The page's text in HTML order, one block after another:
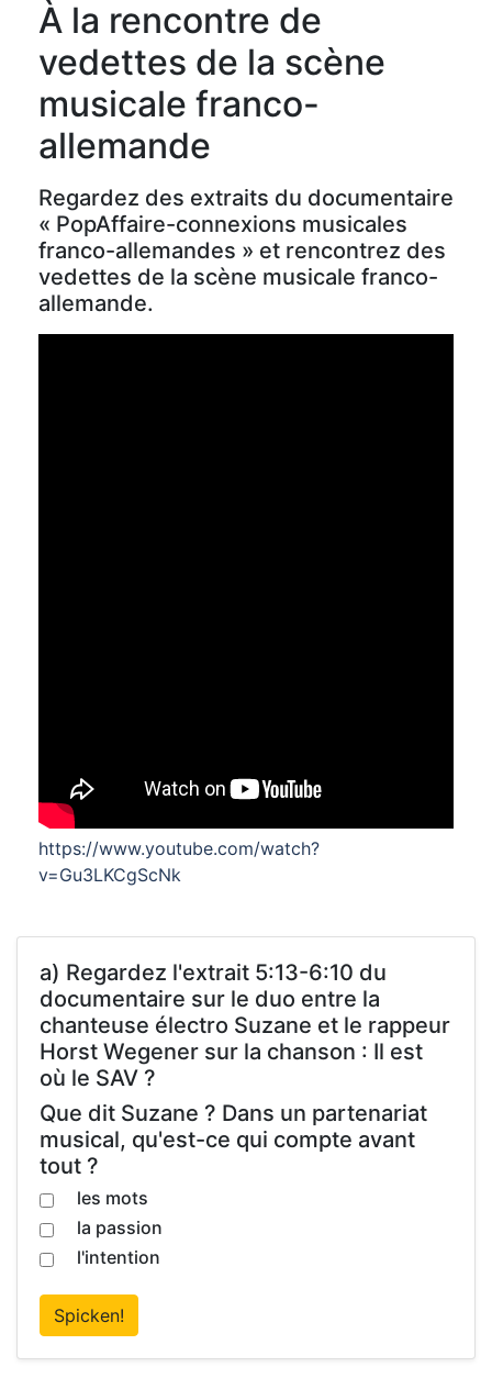
À la rencontre de
vedettes de la scène
musicale franco-
allemande
Regardez des extraits du documentaire
« PopAffaire-connexions musicales
franco-allemandes » et rencontrez des
vedettes de la scène musicale franco-
allemande.
https://www.youtube.com/watch?
v=Gu3LKCgScNk
a) Regardez l'extrait 5:13-6:10 du
documentaire sur le duo entre la
chanteuse électro Suzane et le rappeur
Horst Wegener sur la chanson : Il est
où le SAV ?
Que dit Suzane ? Dans un partenariat
musical, qu'est-ce qui compte avant
tout ?
les mots
la passion
l'intention
Spicken!